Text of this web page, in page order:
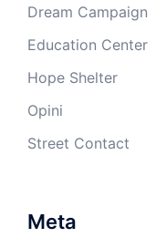
Dream Campaign
Education Center
Hope Shelter
Opini
Street Contact
Meta